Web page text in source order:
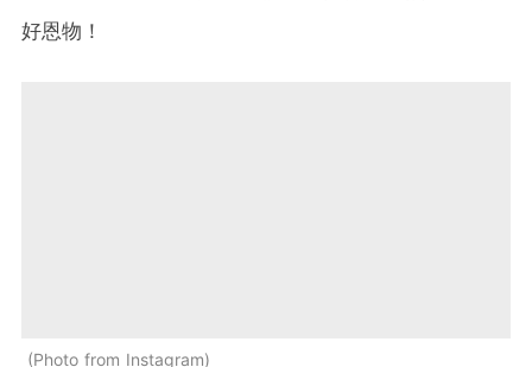
好恩物！
Photo from Instagram